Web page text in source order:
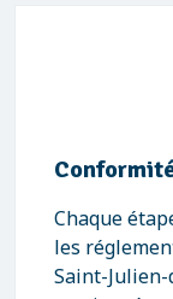
Chaque
les
Saint-